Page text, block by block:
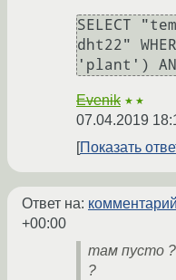
SELECT
dht22"
'plant')
Evenik ★★
07.04.2019
Показать
Ответ на: комментарий
+00:00
там пусто ?
?